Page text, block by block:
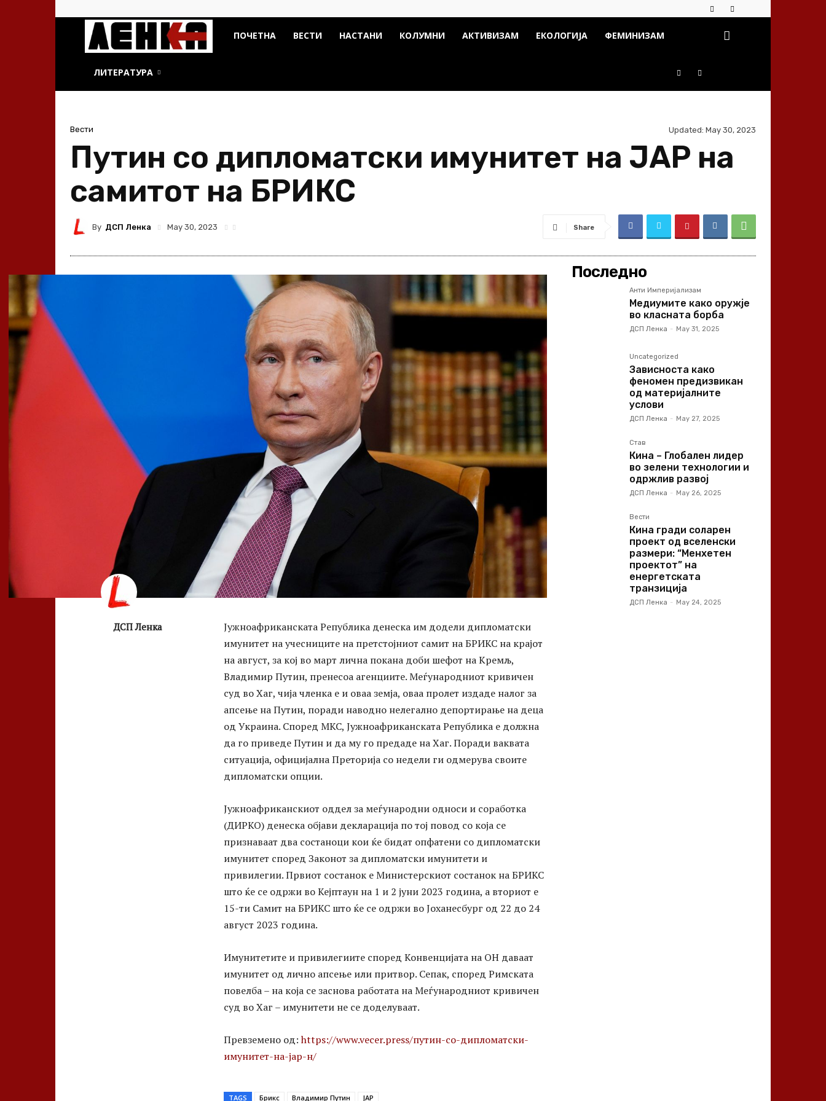
ДСП
ПОЧЕТНА ВЕСТИ НАСТАНИ КОЛУМНИ АКТИВИЗАМ ЕКОЛОГИЈА ФЕМИНИЗАМ
ЛИТЕРАТУРА
Вести Updated: May 30, 2023
Путин со дипломатски имунитет на ЈАР на
самитот на БРИКС
By ДСП Ленка May 30, 2023 Share
ДСП Ленка
Јужноафриканската Република денеска им додели дипломатски
имунитет на учесниците на претстојниот самит на БРИКС на крајот
на август, за кој во март лична покана доби шефот на Кремљ,
Владимир Путин, пренесоа агенциите. Меѓународниот кривичен
суд во Хаг, чија членка е и оваа земја, оваа пролет издаде налог за
апсење на Путин, поради наводно нелегално депортирање на деца
од Украина. Според МКС, Јужноафриканската Република е должна
да го приведе Путин и да му го предаде на Хаг. Поради ваквата
ситуација, официјална Преторија со недели ги одмерува своите
дипломатски опции.
Јужноафриканскиот оддел за меѓународни односи и соработка
(ДИРКО) денеска објави декларација по тој повод со која се
признаваат два состаноци кои ќе бидат опфатени со дипломатски
имунитет според Законот за дипломатски имунитети и
привилегии. Првиот состанок е Министерскиот состанок на БРИКС
што ќе се одржи во Кејптаун на 1 и 2 јуни 2023 година, а вториот е
15-ти Самит на БРИКС што ќе се одржи во Јоханесбург од 22 до 24
август 2023 година.
Имунитетите и привилегиите според Конвенцијата на ОН даваат
имунитет од лично апсење или притвор. Сепак, според Римската
повелба – на која се заснова работата на Меѓународниот кривичен
суд во Хаг – имунитети не се доделуваат.
Превземено од:https://www.vecer.press/путин-со-дипломатски-
имунитет-на-јар-н/
TAGS Брикс Владимир Путин ЈАР
Последно
Анти Империјализам
Медиумите како оружје
во класната борба
ДСП Ленка - May 31, 2025
Uncategorized
Зависноста како
феномен предизвикан
од материјалните
услови
ДСП Ленка - May 27, 2025
Став
Кина – Глобален лидер
во зелени технологии и
одржлив развој
ДСП Ленка - May 26, 2025
Вести
Кина гради соларен
проект од вселенски
размери: “Менхетен
проектот” на
енергетската
транзиција
ДСП Ленка - May 24, 2025